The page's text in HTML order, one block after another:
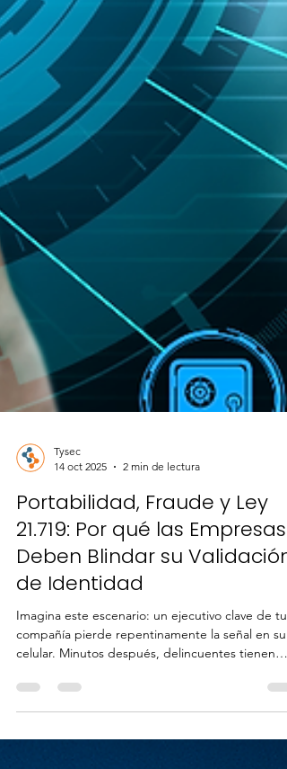
14 oct 2025
2 min de lectura
Portabilidad, Fraude y Ley
21.719: Por qué las Empresas
Deben Blindar su Validación
de Identidad
Imagina este escenario: un ejecutivo clave de tu
celular. Minutos después, delincuentes tienen
acceso a sus correos, claves de banca